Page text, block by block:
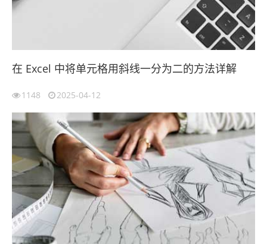
在 Excel 中将单元格用斜线一分为二的方法详解
1148 2025-04-12